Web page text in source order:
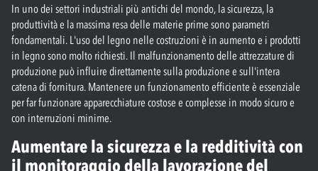
In uno dei settori industriali più antichi del mondo, la sicurezza, la
produttività e la massima resa delle materie prime sono parametri
fondamentali. L'uso del legno nelle costruzioni è in aumento e i prodotti
in legno sono molto richiesti. Il malfunzionamento delle attrezzature di
produzione può influire direttamente sulla produzione e sull'intera
catena di fornitura. Mantenere un funzionamento efficiente è essenziale
per far funzionare apparecchiature costose e complesse in modo sicuro e
con interruzioni minime.
Aumentare la sicurezza e la redditività con
il monitoraggio della lavorazione del